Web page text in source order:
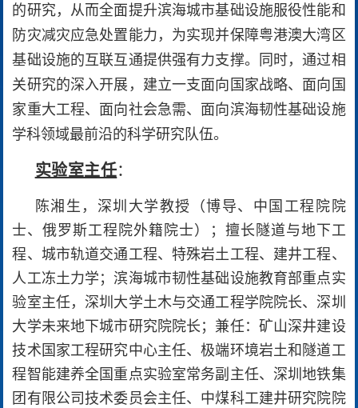
的研究，从而全面提升滨海城市基础设施服役性能和
防灾减灾应急处置能力，为实现并保障粤港澳大湾区
基础设施的互联互通提供强有力支撑。同时，通过相
关研究的深入开展，建立一支面向国家战略、面向国
家重大工程、面向社会急需、面向滨海韧性基础设施
学科领域最前沿的科学研究队伍。
实验室主任：
陈湘生，深圳大学教授（博导、中国工程院院
士、俄罗斯工程院外籍院士）；擅长隧道与地下工
程、城市轨道交通工程、特殊岩土工程、建井工程、
人工冻土力学；滨海城市韧性基础设施教育部重点实
验室主任，深圳大学土木与交通工程学院院长、深圳
大学未来地下城市研究院院长；兼任：矿山深井建设
技术国家工程研究中心主任、极端环境岩土和隧道工
程智能建养全国重点实验室常务副主任、深圳地铁集
团有限公司技术委员会主任、中煤科工建井研究院院